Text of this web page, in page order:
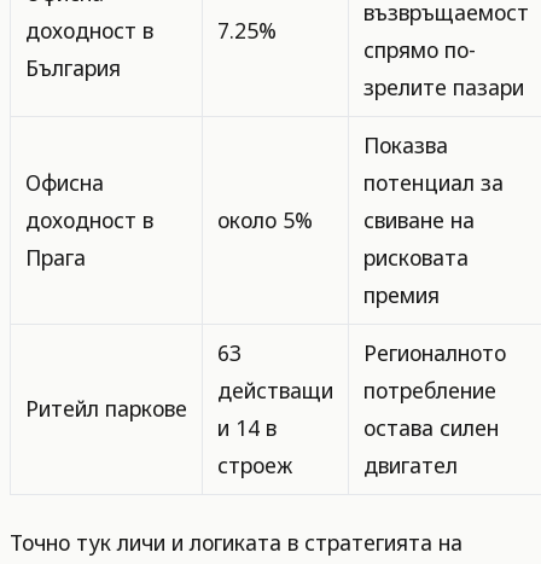
доходност в
България
7.25%
възвръщаемост
спрямо по-
зрелите пазари
Офисна
доходност в
Прага
около 5%
Показва
потенциал за
свиване на
рисковата
премия
Ритейл паркове
63
действащи
и 14 в
строеж
Регионалното
потребление
остава силен
двигател
Точно тук личи и логиката в стратегията на